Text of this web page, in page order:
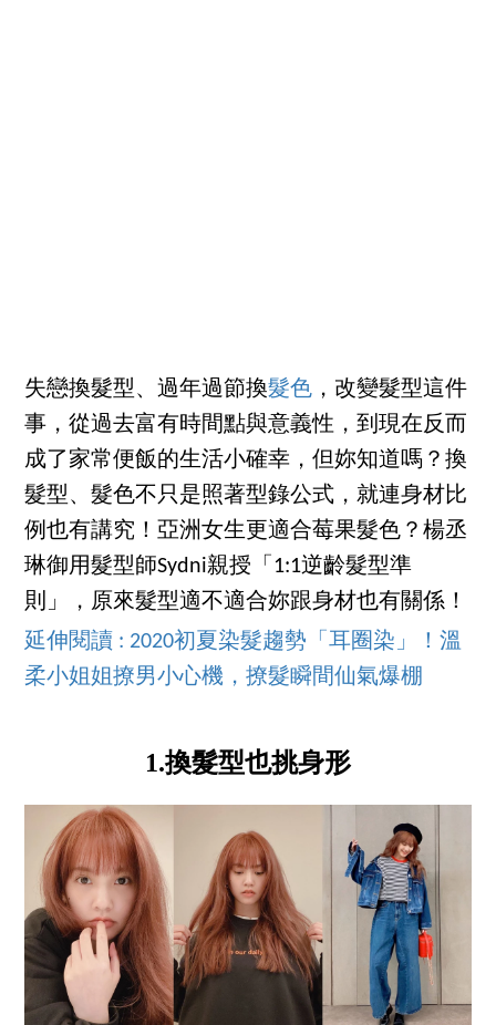
失戀換髮型、過年過節換髮色 ，改變髮型這件
事，從過去富有時間點與意義性，到現在反而
成了家常便飯的生活小確幸，但妳知道嗎？換
髮型、髮色不只是照著型錄公式，就連身材比
例也有講究！亞洲女生更適合莓果髮色？楊丞
琳御用髮型師Sydni親授「1:1逆齡髮型準
則」，原來髮型適不適合妳跟身材也有關係！
延伸閱讀 : 2020初夏染髮趨勢「耳圈染」！溫
柔小姐姐撩男小心機，撩髮瞬間仙氣爆棚
1.換髮型也挑身形